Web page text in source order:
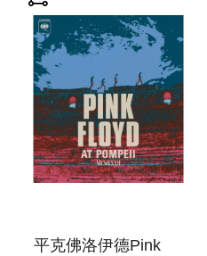
(YELLOW FLAME
VINYL)
平克佛洛伊德Pink